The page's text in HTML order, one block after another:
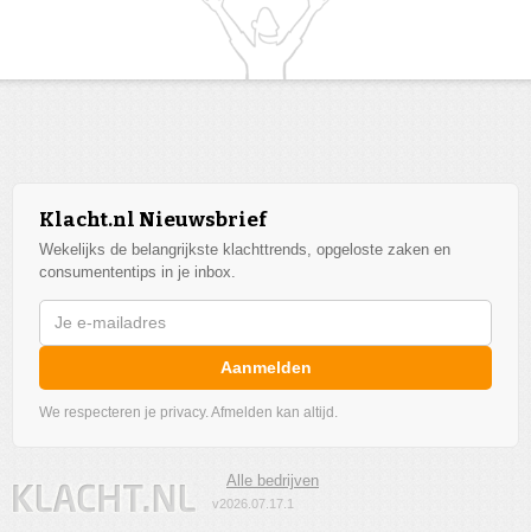
Klacht.nl Nieuwsbrief
Wekelijks de belangrijkste klachttrends, opgeloste zaken en
consumententips in je inbox.
Aanmelden
We respecteren je privacy. Afmelden kan altijd.
Alle bedrijven
v2026.07.17.1